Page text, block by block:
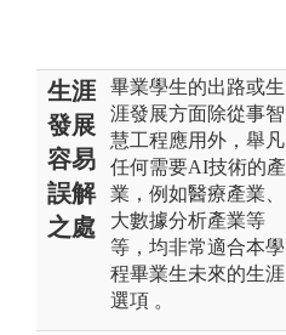
生涯
發展
容易
誤解
之處
畢業學生的出路或生
涯發展方面除從事智
慧工程應用外，舉凡
任何需要AI技術的產
業，例如醫療產業、
大數據分析產業等
等，均非常適合本學
程畢業生未來的生涯
選項 。